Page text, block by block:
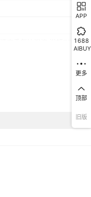
爽香氛沐浴液,浴轩750ml
APP
1688
AIBUY
更多
顶部
旧版